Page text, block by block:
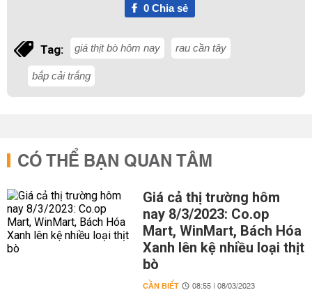
0Chia sẻ
Tag: giá thịt bò hôm nay rau cần tây
bắp cải trắng
CÓ THỂ BẠN QUAN TÂM
Giá cả thị trường hôm
nay 8/3/2023: Co.op
Mart, WinMart, Bách Hóa
Xanh lên kệ nhiều loại thịt
bò
CẦN BIẾT 08:55 | 08/03/2023